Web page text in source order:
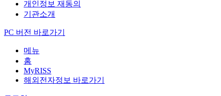
개인정보 재동의
기관소개
PC 버전 바로가기
메뉴
홈
MyRISS
해외전자정보 바로가기